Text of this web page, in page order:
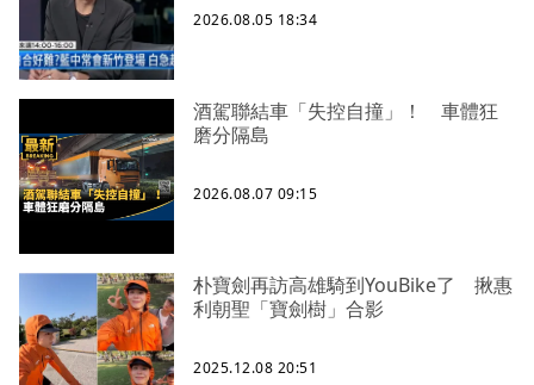
2026.08.05 18:34
酒駕聯結車「失控自撞」！ 車體狂
磨分隔島
2026.08.07 09:15
朴寶劍再訪高雄騎到YouBike了 揪惠
利朝聖「寶劍樹」合影
2025.12.08 20:51